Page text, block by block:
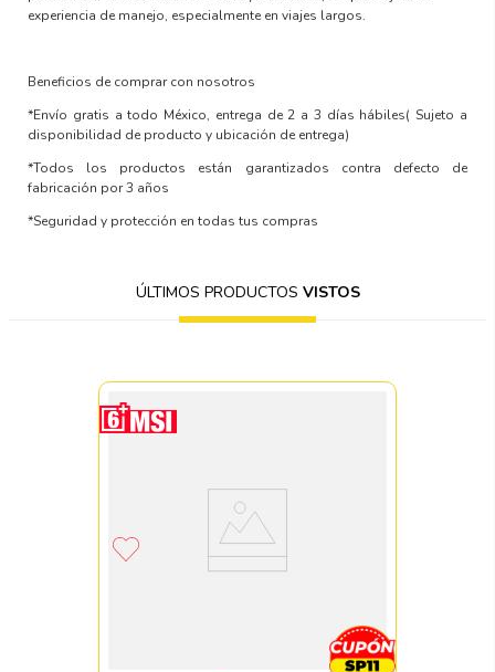
experiencia de manejo, especialmente en viajes largos.
Beneficios de comprar con nosotros
*Envío gratis a todo México, entrega de 2 a 3 días hábiles( Sujeto a
disponibilidad de producto y ubicación de entrega)
*Todos los productos están garantizados contra defecto de
fabricación por 3 años
*Seguridad y protección en todas tus compras
ÚLTIMOS PRODUCTOS VISTOS